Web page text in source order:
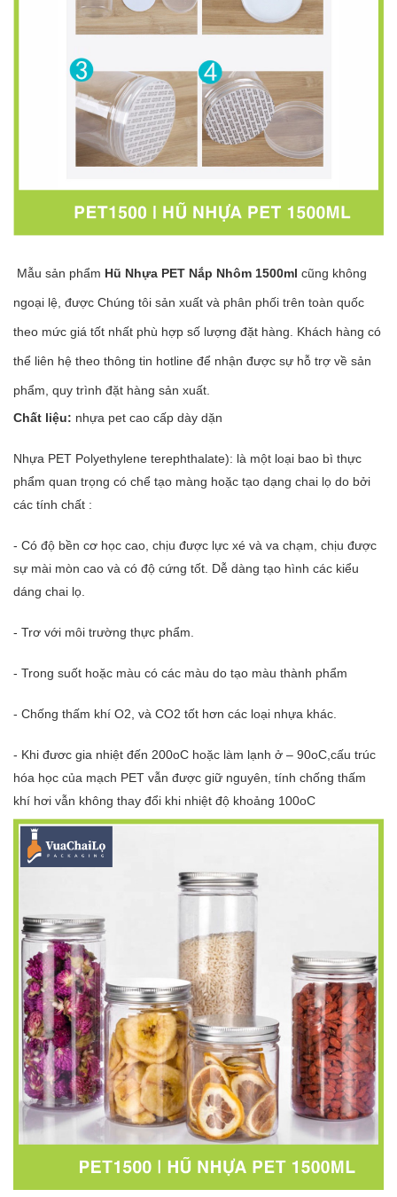
Mẫu sản phẩm Hũ Nhựa PET Nắp Nhôm 1500ml cũng không
ngoại lệ, được Chúng tôi sản xuất và phân phối trên toàn quốc
theo mức giá tốt nhất phù hợp số lượng đặt hàng. Khách hàng có
thể liên hệ theo thông tin hotline để nhận được sự hỗ trợ về sản
phẩm, quy trình đặt hàng sản xuất.
Chất liệu: nhựa pet cao cấp dày dặn
Nhựa PET Polyethylene terephthalate): là một loại bao bì thực
phẩm quan trọng có chể tạo màng hoặc tạo dạng chai lọ do bởi
các tính chất :
- Có độ bền cơ học cao, chịu được lực xé và va chạm, chịu được
sự mài mòn cao và có độ cứng tốt. Dễ dàng tạo hình các kiểu
dáng chai lọ.
- Trơ với môi trường thực phẩm.
- Trong suốt hoặc màu có các màu do tạo màu thành phẩm
- Chống thấm khí O2, và CO2 tốt hơn các loại nhựa khác.
- Khi đươc gia nhiệt đến 200oC hoặc làm lạnh ở – 90oC,cấu trúc
hóa học của mạch PET vẫn được giữ nguyên, tính chống thấm
khí hơi vẫn không thay đổi khi nhiệt độ khoảng 100oC